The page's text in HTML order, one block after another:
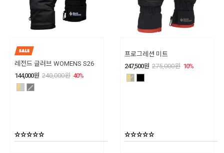
레전드 글러브 WOMENS S26
144,000원 240,000원 40%
프로그레션 미트
247,500원 275,000원 10%